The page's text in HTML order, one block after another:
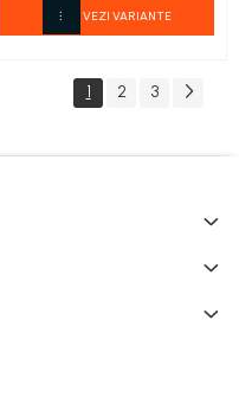
VEZI VARIANTE
1 2 3